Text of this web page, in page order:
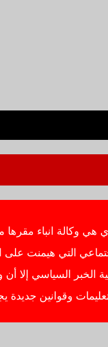
انباء مقرها
التي هيمنت على
السياسي إلا أن
وقوانين